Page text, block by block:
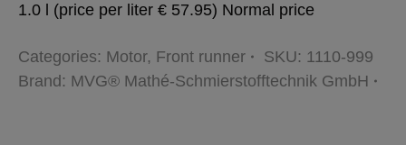
1.0 l (price per liter € 57.95) Normal price
Categories: Motor, Front runner SKU: 1110-999
Brand: MVG® Mathé-Schmierstofftechnik GmbH